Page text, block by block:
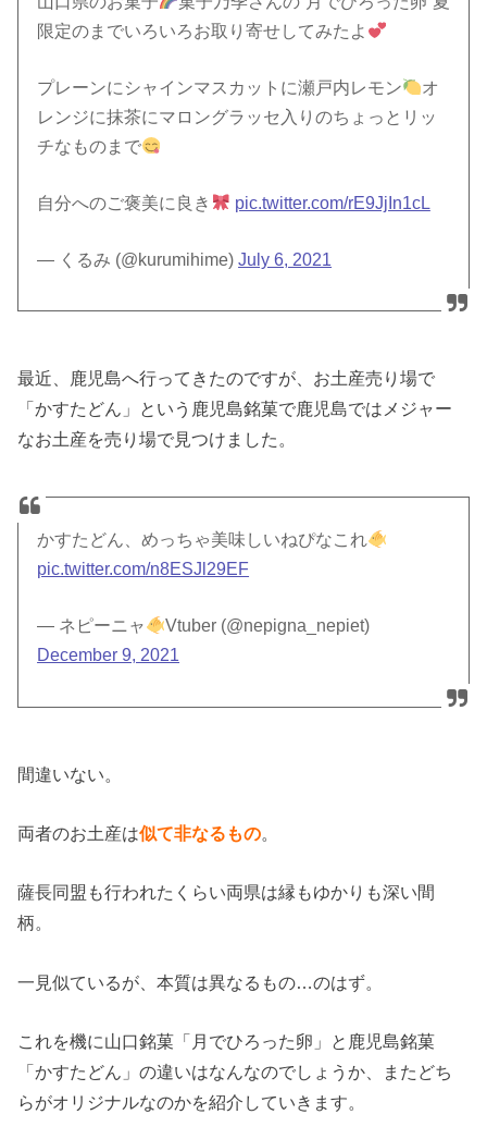
限定のまでいろいろお取り寄せしてみたよ
プレーンにシャインマスカットに瀬戸内レモン
オ
レンジに抹茶にマロングラッセ入りのちょっとリッ
チなものまで
自分へのご褒美に良き pic.twitter.com/rE9JjIn1cL
— くるみ (@kurumihime)July 6, 2021
最近、鹿児島へ行ってきたのですが、お土産売り場で
「かすたどん」という鹿児島銘菓で鹿児島ではメジャー
なお土産を売り場で見つけました。
かすたどん、めっちゃ美味しいねぴなこれ
pic.twitter.com/n8ESJl29EF
— ネピーニャ
Vtuber (@nepigna_nepiet)
December 9, 2021
間違いない。
両者のお土産は似て非なるもの。
薩長同盟も行われたくらい両県は縁もゆかりも深い間
柄。
一見似ているが、本質は異なるもの…のはず。
これを機に山口銘菓「月でひろった卵」と鹿児島銘菓
「かすたどん」の違いはなんなのでしょうか、またどち
らがオリジナルなのかを紹介していきます。